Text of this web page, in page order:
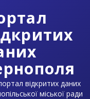
відкритих даних
міської ради